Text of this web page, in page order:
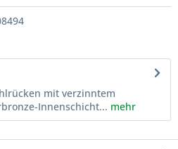
mit verzinntem
Innenschicht... mehr